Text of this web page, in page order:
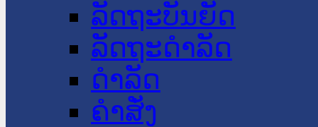
ລັດຖະບັນຍັດ
ລັດຖະດໍາລັດ
ດໍາລັດ
ຄໍາສັ່ງ